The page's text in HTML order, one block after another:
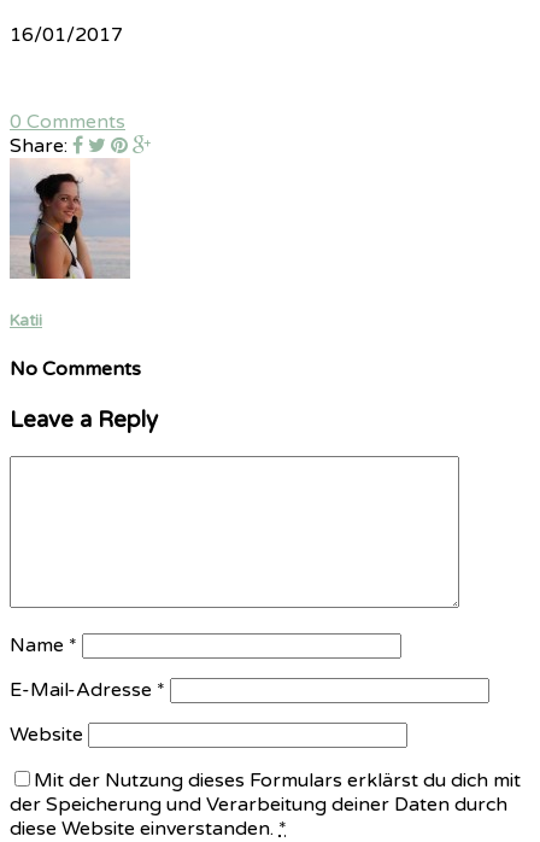
16/01/2017
0 Comments
Share:
Katii
No Comments
Leave a Reply
Name *
E-Mail-Adresse *
Website
Mit der Nutzung dieses Formulars erklärst du dich mit
der Speicherung und Verarbeitung deiner Daten durch
diese Website einverstanden. *